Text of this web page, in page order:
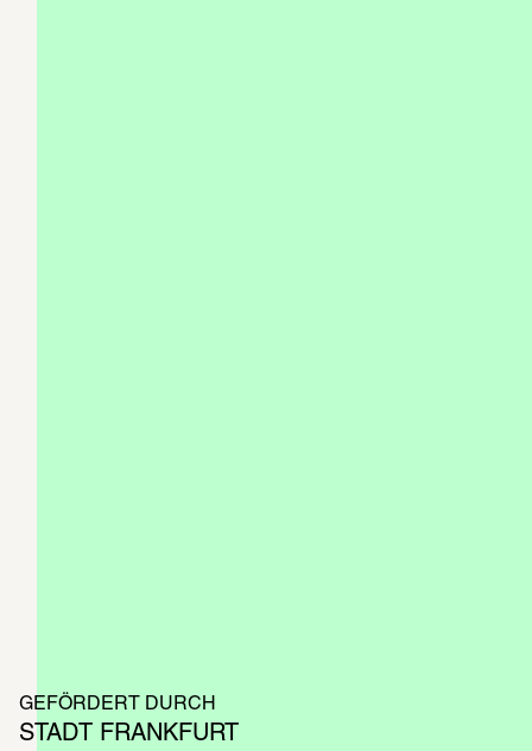
GEFÖRDERT DURCH
STADT FRANKFURT